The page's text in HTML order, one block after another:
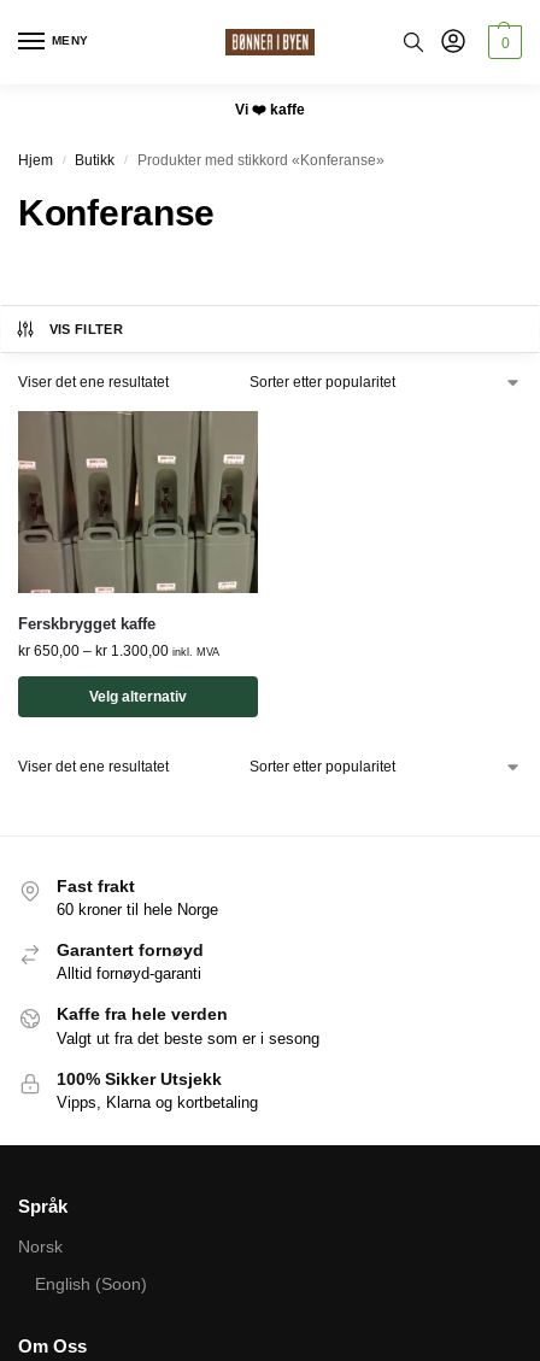
MENY 0
Vi ❤️ kaffe
Hjem / Butikk / Produkter med stikkord «Konferanse»
Konferanse
VIS FILTER
Viser det ene resultatet
Ferskbrygget kaffe
kr 650,00 – kr 1.300,00 inkl. MVA
Velg alternativ
Viser det ene resultatet
Fast frakt
60 kroner til hele Norge
Garantert fornøyd
Alltid fornøyd-garanti
Kaffe fra hele verden
Valgt ut fra det beste som er i sesong
100% Sikker Utsjekk
Vipps, Klarna og kortbetaling
Språk
Norsk
English (Soon)
Om Oss